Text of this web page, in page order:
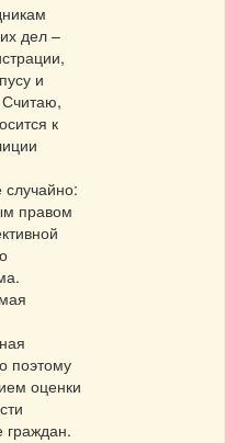
дел –
и
к
случайно:
правом
поэтому
оценки
граждан.